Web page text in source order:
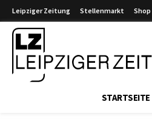
Leipziger Zeitung Stellenmarkt Shop
STARTSEITE